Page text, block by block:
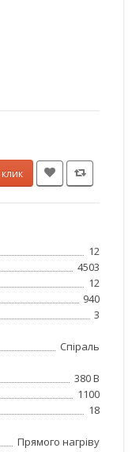
12
4503
12
940
3
Спіраль
380 В
1100
18
Прямого нагріву